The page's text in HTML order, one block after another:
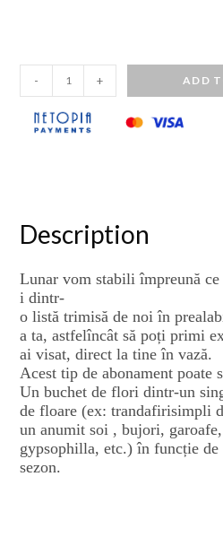
- + ADD
Description
Lunar vom stabili împreună ce
i dintr-
o listă trimisă de noi în
a ta, astfelîncât să poți primi
ai visat, direct la tine în vază.
Acest tip de abonament poate
Un buchet de flori dintr-un
de floare (ex: trandafirisimpli
un anumit soi , bujori, garoafe,
gypsophilla, etc.) în funcție de
sezon.